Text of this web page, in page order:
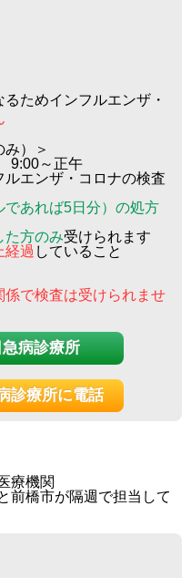
ためインフルエンザ・
）＞
9:00～正午
ルエンザ・コロナの検査
あれば5日分）の処方
た方のみ受けられます
経過 していること
で検査は受けられませ
病診療所
診療所に電話
療機関
前橋市が隔週で担当して